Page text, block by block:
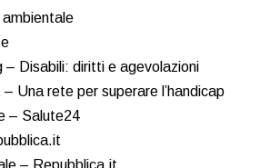
– Disabili: diritti e agevolazioni
Una rete per superare l’handicap
– Salute24
– Repubblica.it